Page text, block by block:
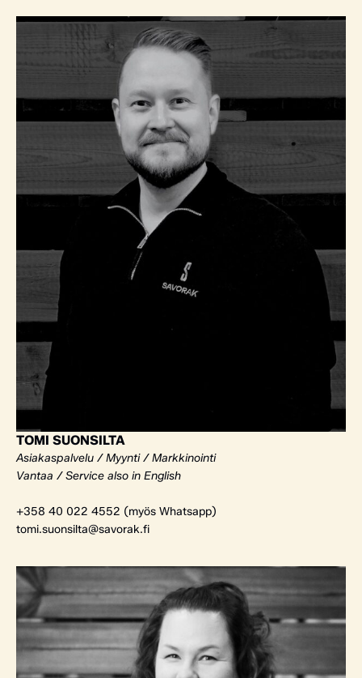
TOMI SUONSILTA
Asiakaspalvelu / Myynti / Markkinointi
Vantaa / Service also in English
+358 40 022 4552 (myös Whatsapp)
tomi.suonsilta@savorak.fi